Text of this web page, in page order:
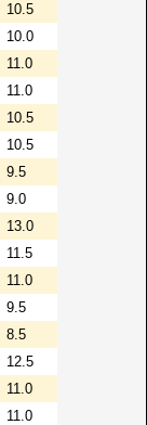
10.5
10.0
11.0
11.0
10.5
10.5
9.5
9.0
13.0
11.5
11.0
9.5
8.5
12.5
11.0
11.0